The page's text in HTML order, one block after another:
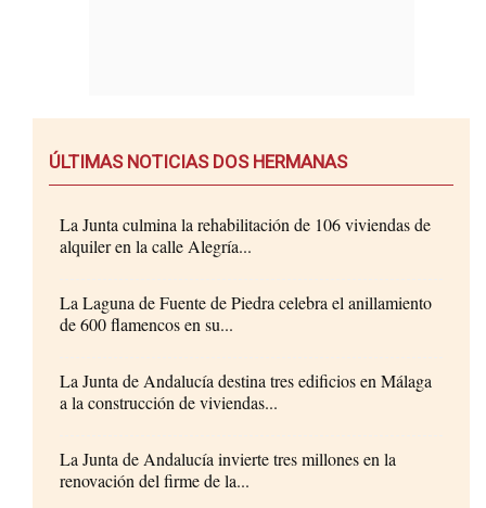
ÚLTIMAS NOTICIAS DOS HERMANAS
La Junta culmina la rehabilitación de 106 viviendas de
alquiler en la calle Alegría...
La Laguna de Fuente de Piedra celebra el anillamiento
de 600 flamencos en su...
La Junta de Andalucía destina tres edificios en Málaga
a la construcción de viviendas...
La Junta de Andalucía invierte tres millones en la
renovación del firme de la...